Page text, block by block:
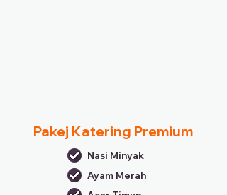
Pakej Katering Premium
Nasi Minyak
Ayam Merah